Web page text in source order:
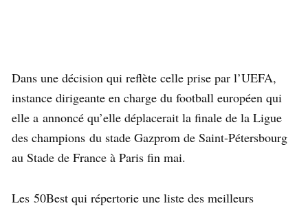
Dans une décision qui reflète celle prise par l’UEFA,
instance dirigeante en charge du football européen qui
elle a annoncé qu’elle déplacerait la finale de la Ligue
des champions du stade Gazprom de Saint-Pétersbourg
au Stade de France à Paris fin mai.
Les 50Best qui répertorie une liste des meilleurs